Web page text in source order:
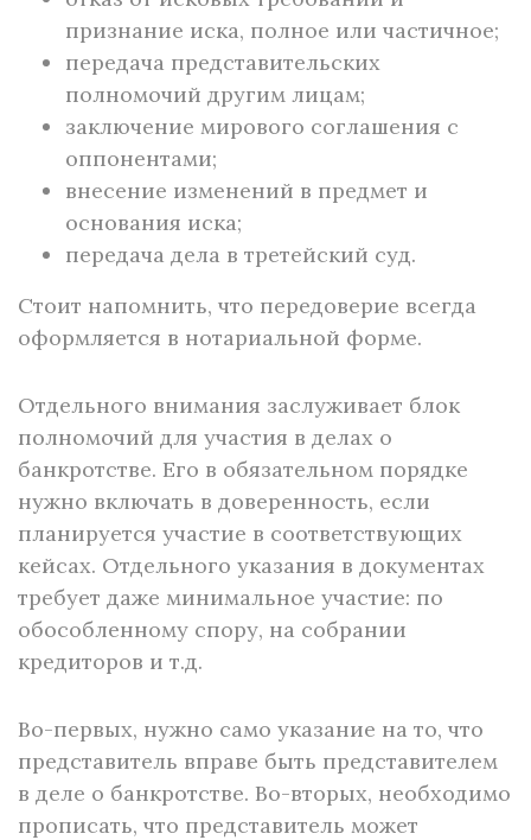
признание иска, полное или частичное;
передача представительских
полномочий другим лицам;
заключение мирового соглашения с
оппонентами;
внесение изменений в предмет и
основания иска;
передача дела в третейский суд.
Стоит напомнить, что передоверие всегда
оформляется в нотариальной форме.
Отдельного внимания заслуживает блок
полномочий для участия в делах о
банкротстве. Его в обязательном порядке
нужно включать в доверенность, если
планируется участие в соответствующих
кейсах. Отдельного указания в документах
требует даже минимальное участие: по
обособленному спору, на собрании
кредиторов и т.д.
Во-первых, нужно само указание на то, что
представитель вправе быть представителем
в деле о банкротстве. Во-вторых, необходимо
прописать, что представитель может